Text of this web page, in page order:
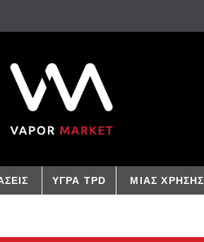
ΥΓΡΑ TPD ΜΙΑΣ ΧΡΗΣΗΣ